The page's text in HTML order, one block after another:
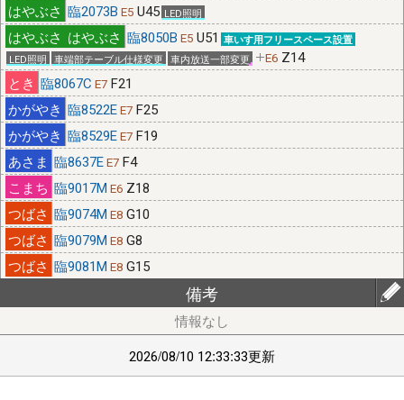
臨2073B E5 U45 LED照明
臨8050B E5 U51 車いす用フリースペース設置
LED照明 車端部テーブル仕様変更 車内放送一部変更 E6 Z14
臨8067C E7 F21
臨8522EE7 F25
臨8529EE7 F19
臨8637EE7 F4
臨9017M E6 Z18
臨9074M E8 G10
臨9079M E8 G8
臨9081M E8 G15
備考
2026/08/10 12:33:33更新